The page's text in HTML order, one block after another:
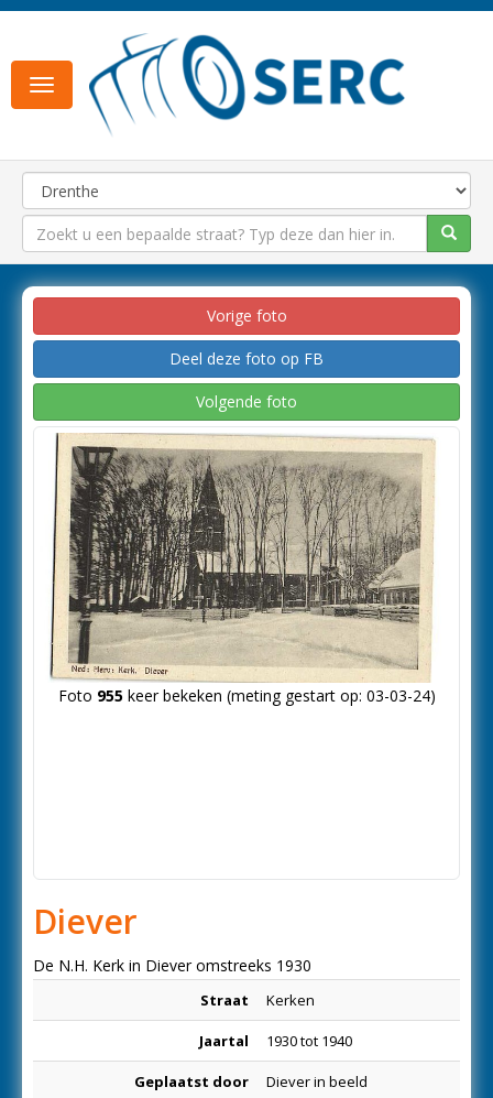
Toggle
navigation
Vorige foto
Deel deze foto op FB
Volgende foto
Foto 955keer bekeken (meting gestart op: 03-03-24)
Diever
De N.H. Kerk in Diever omstreeks 1930
Straat Kerken
Jaartal 1930 tot 1940
Geplaatst door Diever in beeld